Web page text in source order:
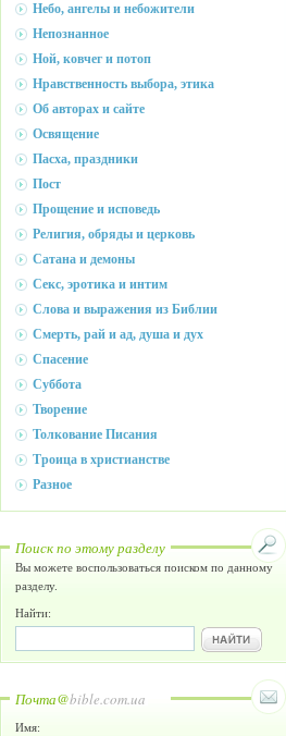
Небо, ангелы и небожители
Непознанное
Ной, ковчег и потоп
Нравственность выбора, этика
Об авторах и сайте
Освящение
Пасха, праздники
Пост
Прощение и исповедь
Религия, обряды и церковь
Сатана и демоны
Секс, эротика и интим
Слова и выражения из Библии
Смерть, рай и ад, душа и дух
Спасение
Суббота
Творение
Толкование Писания
Троица в христианстве
Разное
Поиск по этому разделу
Вы можете воспользоваться поиском по данному
разделу.
Найти:
Почта@bible.com.ua
Имя: